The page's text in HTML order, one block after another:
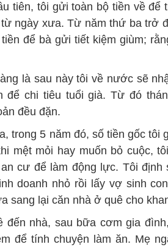
tiên, tôi gửi toàn bộ tiền về
ngày xưa. Từ năm thứ ba trở
để bà gửi tiết kiệm giùm;
là sau này tôi về nước sẽ
để chi tiêu tuổi già. Từ đó
đều đặn.
trong 5 năm đó, số tiền gốc tôi
mệt mỏi hay muốn bỏ cuộc,
cư để làm động lực. Tôi
doanh nhỏ rồi lấy vợ sinh
sang lại căn nhà ở quê cho
đến nhà, sau bữa cơm gia
để tính chuyện làm ăn. Mẹ